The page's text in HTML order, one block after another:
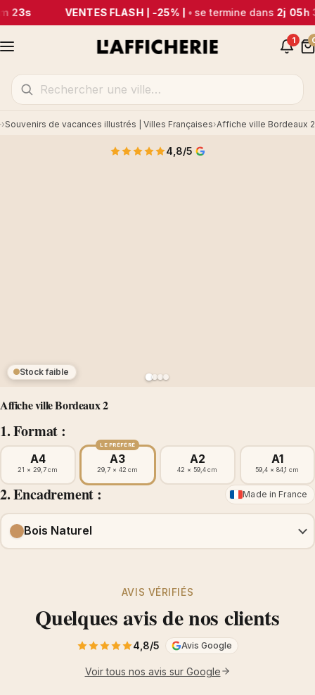
23s VENTES FLASH | -25% | •se termine dans2j 05h
1
Accueil
Souvenirs de vacances illustrés | Villes Françaises Affiche ville Bordeaux 2
Affiche ville Bordeaux 2
1. Format :
Stock faible
4,8/5
A4
21 × 29,7 cm
LE PRÉFÉRÉ
A3
29,7 × 42 cm
A2
42 × 59,4 cm
A1
59,4 × 84,1 cm
2. Encadrement : Made in France
Bois Naturel
AVIS VÉRIFIÉS
Quelques avis de nos clients
4,8/5 Avis Google
Voir tous nos avis sur Google